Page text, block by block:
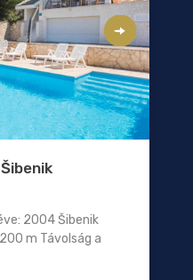
2004 Šibenik
m Távolság a